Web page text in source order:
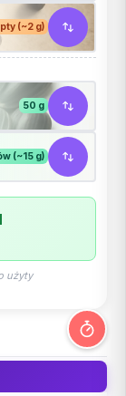
(~2 g)
50 g
(~15 g)
użyty